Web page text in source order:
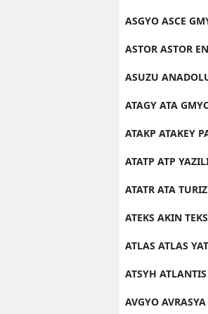
ASGYO ASCE
ASTOR ASTOR
ASUZU
ATAGY ATA
ATAKP ATAKEY
ATATP ATP
ATATR ATA
ATEKS AKIN
ATLAS ATLAS
ATSYH
AVGYO